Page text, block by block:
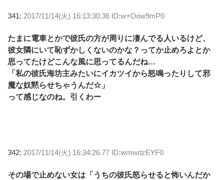
341: 2017/11/14(火) 16:13:30.36 ID:w+Oow9mP0
たまに電車とかで彼氏の方が周りに凄んでる人いるけど、
彼女隣にいて恥ずかしくないのかな？ってか止めろよとか
思ってたけどこんな風に思ってるんだね…
「私の彼氏海坊主みたいにイカツイから怒鳴ったりして邪
魔な奴黙らせちゃうんだ☆」
って感じなのね。引くわー
342: 2017/11/14(火) 16:34:26.77 ID:wmwdzEYF0
その場で止めない女は「うちの彼氏怒らせると怖いんだか